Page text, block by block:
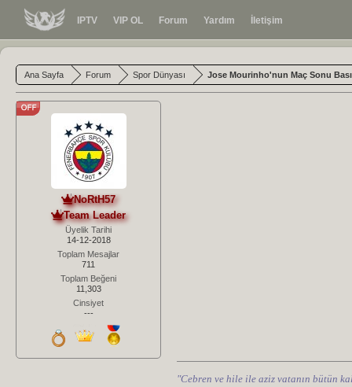
IPTV VIP OL Forum Yardım İletişim
Ana Sayfa Forum Spor Dünyası Jose Mourinho'nun Maç Sonu
NoRtH57
Team Leader
Üyelik Tarihi
14-12-2018
Toplam Mesajlar
711
Toplam Beğeni
11,303
Cinsiyet
---
"Cebren ve hile ile aziz vatanın bütün